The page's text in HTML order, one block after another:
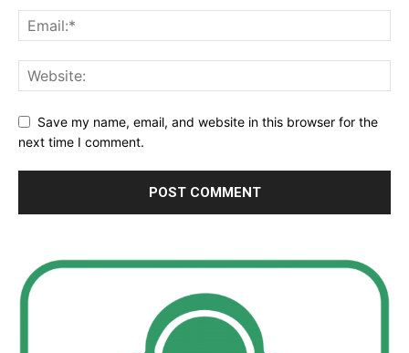
Save my name, email, and website in this browser for the
next time I comment.